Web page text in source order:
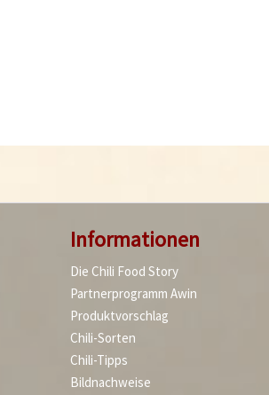
Informationen
Die Chili Food Story
Partnerprogramm Awin
Produktvorschlag
Chili-Sorten
Chili-Tipps
Bildnachweise